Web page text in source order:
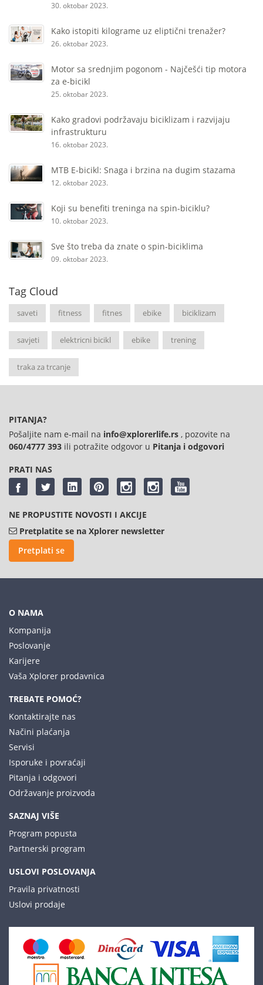
30. oktobar 2023.
Kako istopiti kilograme uz eliptični trenažer?
26. oktobar 2023.
Motor sa srednjim pogonom - Najčešći tip motora
za e-bicikl
25. oktobar 2023.
Kako gradovi podržavaju biciklizam i razvijaju
infrastrukturu
16. oktobar 2023.
MTB E-bicikl: Snaga i brzina na dugim stazama
12. oktobar 2023.
Koji su benefiti treninga na spin-biciklu?
10. oktobar 2023.
Sve što treba da znate o spin-biciklima
09. oktobar 2023.
Tag Cloud
saveti fitness fitnes ebike biciklizam
savjeti elektricni bicikl ebike trening
traka za trcanje
PITANJA?
Pošaljite nam e-mail na info@xplorerlife.rs , pozovite na
060/4777 393 ili potražite odgovor u Pitanja i odgovori
PRATI NAS
NE PROPUSTITE NOVOSTI I AKCIJE
Pretplatite se na Xplorer newsletter
Pretplati se
O NAMA
Kompanija
Poslovanje
Karijere
Vaša Xplorer prodavnica
TREBATE POMOĆ?
Kontaktirajte nas
Načini plaćanja
Servisi
Isporuke i povraćaji
Pitanja i odgovori
Održavanje proizvoda
SAZNAJ VIŠE
Program popusta
Partnerski program
USLOVI POSLOVANJA
Pravila privatnosti
Uslovi prodaje